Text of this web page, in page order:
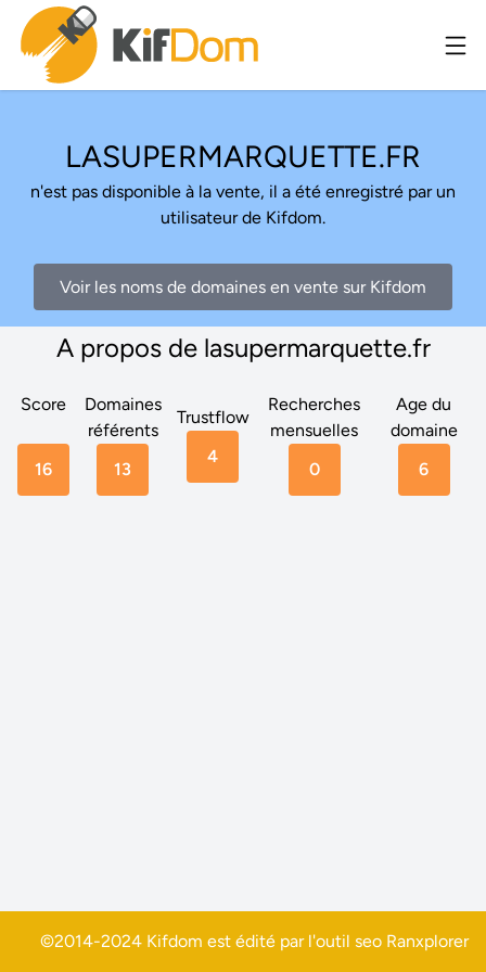
LASUPERMARQUETTE.FR
n'est pas disponible à la vente, il a été enregistré par un
utilisateur de Kifdom.
Voir les noms de domaines en vente sur Kifdom
A propos de lasupermarquette.fr
Score
16
Domaines
référents
13
Trustflow
4
Recherches
mensuelles
0
Age du
domaine
6
©2014-2024 Kifdom est édité par l'outil seo Ranxplorer